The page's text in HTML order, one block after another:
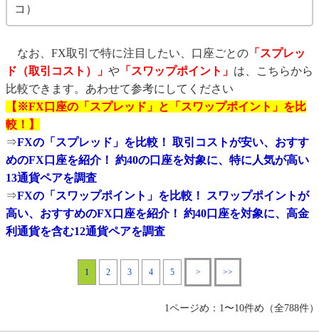
コ）
なお、FX取引で特に注目したい、口座ごとの 「スプレッ
ド（取引コスト）」 や 「スワップポイント」 は、こちらから
比較できます。あわせて参考にしてください
【※FX口座の「スプレッド」と「スワップポイント」を比
較！】
⇒FXの「スプレッド」を比較！ 取引コストが安い、おすす
めのFX口座を紹介！ 約40の口座を対象に、特に人気が高い
13通貨ペアを調査
⇒FXの「スワップポイント」を比較！ スワップポイントが
高い、おすすめのFX口座を紹介！ 約40口座を対象に、高金
利通貨を含む12通貨ペアを調査
1 2 3 4 5 > >>
1ページめ：1〜10件め（全788件）